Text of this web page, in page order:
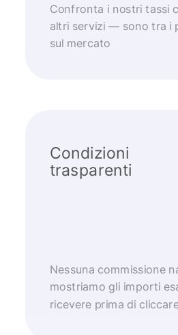
Confronta i nostri tassi
altri servizi — sono tra i
sul mercato
Condizioni
trasparenti
Nessuna commissione
mostriamo gli importi
ricevere prima di